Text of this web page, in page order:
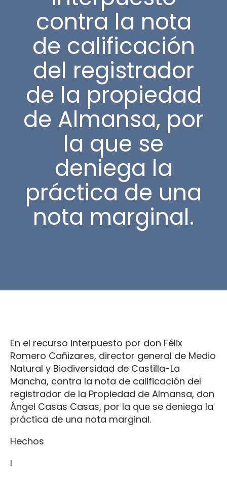
contra la nota
de calificación
del registrador
de la propiedad
de Almansa, por
la que se
deniega la
práctica de una
nota marginal.
En el recurso interpuesto por don Félix
Romero Cañizares, director general de Medio
Natural y Biodiversidad de Castilla-La
Mancha, contra la nota de calificación del
registrador de la Propiedad de Almansa, don
Ángel Casas Casas, por la que se deniega la
práctica de una nota marginal.
Hechos
I